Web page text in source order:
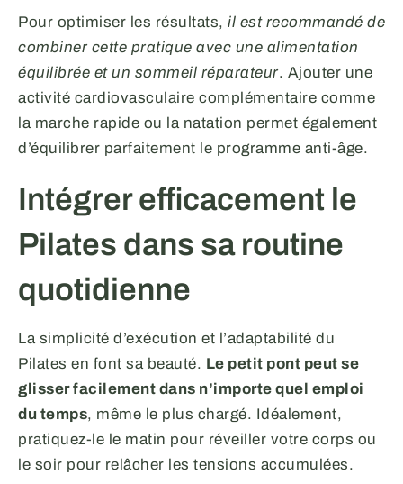
Pour optimiser les résultats, il est recommandé de
combiner cette pratique avec une alimentation
équilibrée et un sommeil réparateur. Ajouter une
activité cardiovasculaire complémentaire comme
la marche rapide ou la natation permet également
d’équilibrer parfaitement le programme anti-âge.
Intégrer efficacement le
Pilates dans sa routine
quotidienne
La simplicité d’exécution et l’adaptabilité du
Pilates en font sa beauté. Le petit pont peut se
glisser facilement dans n’importe quel emploi
du temps, même le plus chargé. Idéalement,
pratiquez-le le matin pour réveiller votre corps ou
le soir pour relâcher les tensions accumulées.